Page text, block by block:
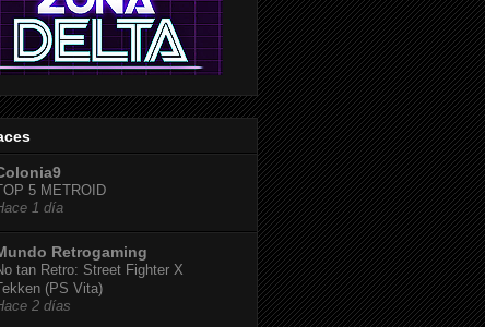
5 METROID
1 día
Retrogaming
tan Retro: Street Fighter X
(PS Vita)
2 días